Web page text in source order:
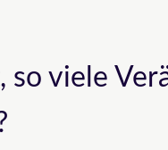
so viele